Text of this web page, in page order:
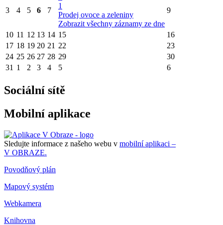
3 4 5 6 7
1
Prodej ovoce a zeleniny
Zobrazit všechny záznamy ze dne
9
10 11 12 13 14 15
16
17 18 19 20 21 22
23
24 25 26 27 28 29
30
31 1 2 3 4 5 6
Sociální sítě
Mobilní aplikace
Sledujte informace z našeho webu v mobilní aplikaci –
V OBRAZE.
Povodňový plán
Mapový systém
Webkamera
Knihovna